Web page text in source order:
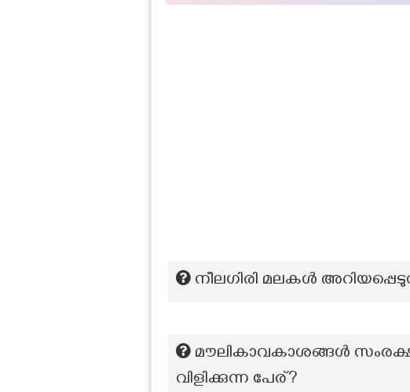
നീലഗിരി മലകള്‍
മൗലികാവകാശങ്ങൾ
വിളിക്കുന്ന പേര്?